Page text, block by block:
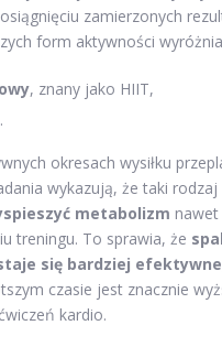
zamierzonych
form aktywności
, znany jako HIIT,
.
okresach wysiłku
wykazują, że taki rodzaj
metabolizm
treningu. To sprawia, że
się bardziej efektywne
czasie jest znacznie
kardio.